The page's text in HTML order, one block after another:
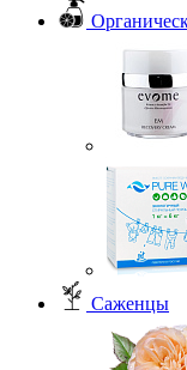
Саженцы